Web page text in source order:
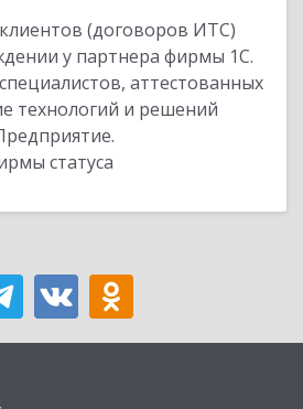
(договоров ИТС)
у партнера фирмы 1С.
аттестованных
технологий и решений
статуса